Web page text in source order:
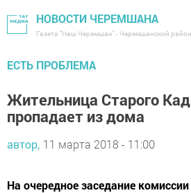
НОВОСТИ ЧЕРЕМШАНА
Газета "Наш Черемшан" - Черемшанский район
ЕСТЬ ПРОБЛЕМА
Жительница Старого
пропадает из дома
автор, 11 марта 2018 - 11:00
На очередное заседание